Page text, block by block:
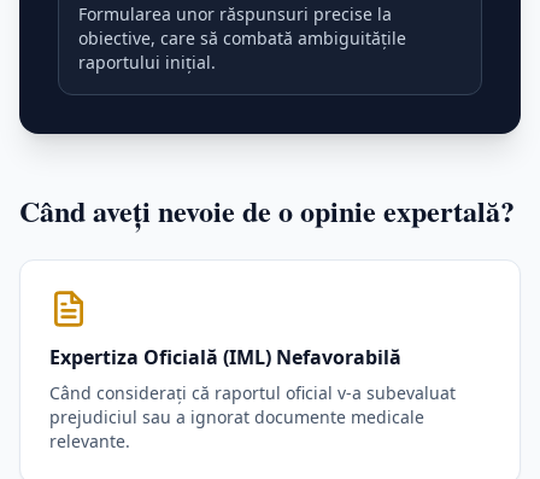
Formularea unor răspunsuri precise la
obiective, care să combată ambiguitățile
raportului inițial.
Când aveți nevoie de o opinie expertală?
Expertiza Oficială (IML) Nefavorabilă
Când considerați că raportul oficial v-a subevaluat
prejudiciul sau a ignorat documente medicale
relevante.